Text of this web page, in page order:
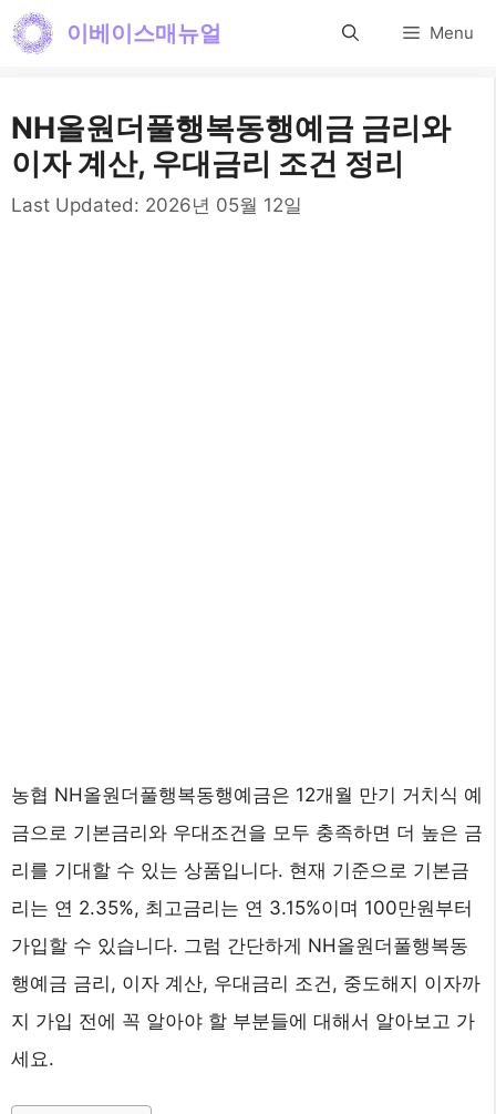
컨
로
건
너
이베이스매뉴얼 Menu
NH올원더풀행복동행예금 금리와
이자 계산, 우대금리 조건 정리
Last Updated: 2026년 05월 12일
농협 NH올원더풀행복동행예금은 12개월 만기 거치식 예
금으로 기본금리와 우대조건을 모두 충족하면 더 높은 금
리를 기대할 수 있는 상품입니다. 현재 기준으로 기본금
리는 연 2.35%, 최고금리는 연 3.15%이며 100만원부터
가입할 수 있습니다. 그럼 간단하게 NH올원더풀행복동
행예금 금리, 이자 계산, 우대금리 조건, 중도해지 이자까
지 가입 전에 꼭 알아야 할 부분들에 대해서 알아보고 가
세요.